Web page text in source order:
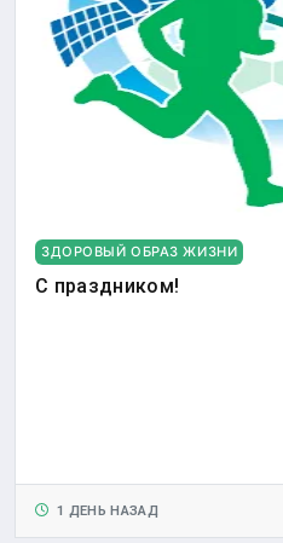
ЗДОРОВЫЙ ОБРАЗ ЖИЗНИ
С праздником!
1 ДЕНЬ НАЗАД